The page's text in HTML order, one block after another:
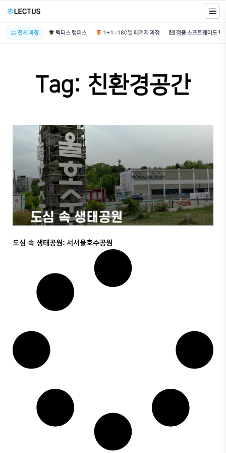
전체 과정 렉터스 캠퍼스 1+1=180일 패키지 과정
Tag: 친환경공간
도심 속 생태공원: 서서울호수공원